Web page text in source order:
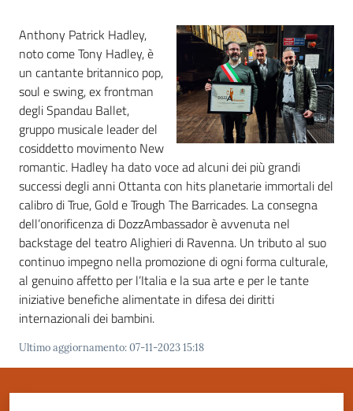
Vivere
Dozza
Menu selezionato
Servizi
on-
line
Tutti
gli
argomenti
Seguici
Anthony Patrick Hadley,
noto come Tony Hadley, è
un cantante britannico pop,
soul e swing, ex frontman
degli Spandau Ballet,
gruppo musicale leader del
cosiddetto movimento New
romantic. Hadley ha dato voce ad alcuni dei più grandi
successi degli anni Ottanta con hits planetarie immortali del
calibro di True, Gold e Trough The Barricades. La consegna
dell’onorificenza di DozzAmbassador è avvenuta nel
backstage del teatro Alighieri di Ravenna. Un tributo al suo
continuo impegno nella promozione di ogni forma culturale,
al genuino affetto per l’Italia e la sua arte e per le tante
iniziative benefiche alimentate in difesa dei diritti
internazionali dei bambini.
Ultimo aggiornamento:07-11-2023 15:18